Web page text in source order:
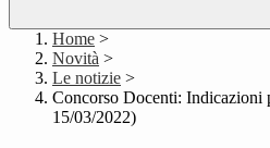
Home >
Novità >
Le notizie >
Concorso Docenti: Indicazioni
15/03/2022)